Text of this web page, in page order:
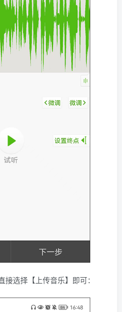
选择【上传音乐】即可：